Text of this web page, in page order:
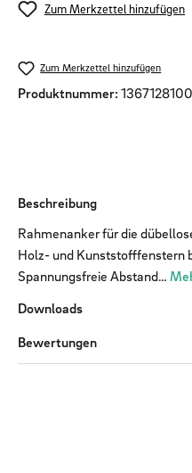
Zum Merkzettel hinzufügen
Zum Merkzettel hinzufügen
Produktnummer:
Beschreibung
Rahmenanker für die
Holz- und Kunststofffenstern
Spannungsfreie Abstand…
Downloads
Bewertungen